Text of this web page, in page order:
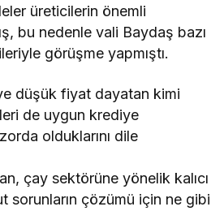
üreticilerin önemli
bu nedenle vali Baydaş bazı
görüşme yapmıştı.
düşük fiyat dayatan kimi
de uygun krediye
olduklarını dile
çay sektörüne yönelik kalıcı
sorunların çözümü için ne gibi